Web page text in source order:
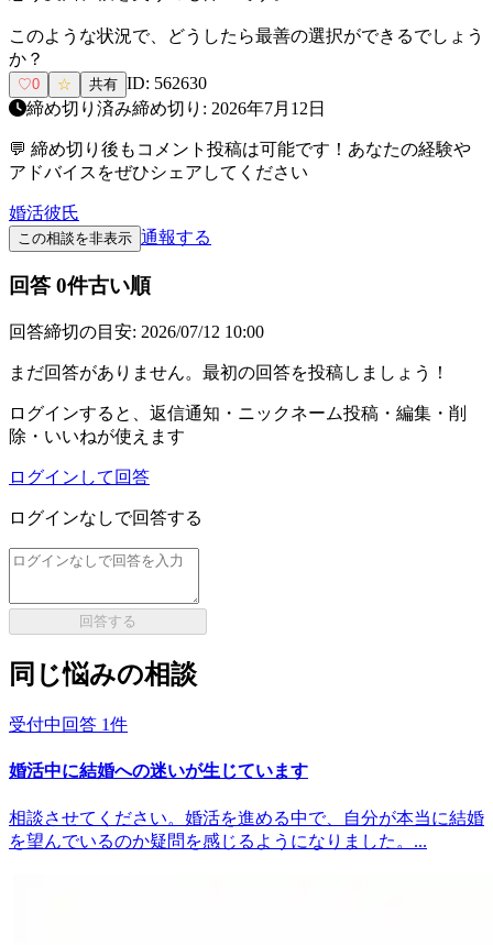
このような状況で、どうしたら最善の選択ができるでしょう
か？
♡0 ☆ 共有 ID: 562630
締め切り済み締め切り: 2026年7月12日
💬 締め切り後もコメント投稿は可能です！あなたの経験や
アドバイスをぜひシェアしてください
婚活彼氏
この相談を非表示 通報する
回答 0件古い順
回答締切の目安: 2026/07/12 10:00
まだ回答がありません。最初の回答を投稿しましょう！
ログインすると、返信通知・ニックネーム投稿・編集・削
除・いいねが使えます
ログインして回答
ログインなしで回答する
回答する
同じ悩みの相談
受付中 回答 1件
婚活中に結婚への迷いが生じています
相談させてください。婚活を進める中で、自分が本当に結婚
を望んでいるのか疑問を感じるようになりました。...